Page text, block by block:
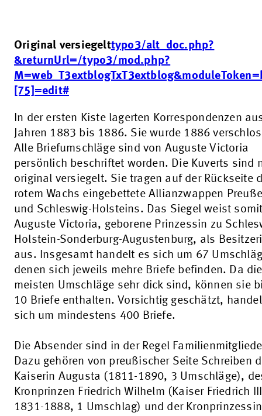
Original versiegelttypo3/alt_doc.php?
&returnUrl=/typo3/mod.php?
[75]=edit#
In der ersten Kiste lagerten Korrespondenzen
Jahren 1883 bis 1886. Sie wurde 1886
Alle Briefumschläge sind von Auguste Victoria
persönlich beschriftet worden. Die Kuverts sind
original versiegelt. Sie tragen auf der Rückseite
rotem Wachs eingebettete Allianzwappen
und Schleswig-Holsteins. Das Siegel weist
Auguste Victoria, geborene Prinzessin zu
Holstein-Sonderburg-Augustenburg, als
aus. Insgesamt handelt es sich um 67
denen sich jeweils mehre Briefe befinden. Da die
meisten Umschläge sehr dick sind, können sie
10 Briefe enthalten. Vorsichtig geschätzt,
sich um mindestens 400 Briefe.
Die Absender sind in der Regel
Dazu gehören von preußischer Seite Schreiben
Kaiserin Augusta (1811-1890, 3 Umschläge),
Kronprinzen Friedrich Wilhelm (Kaiser Friedrich
1831-1888, 1 Umschlag) und der Kronprinzessin